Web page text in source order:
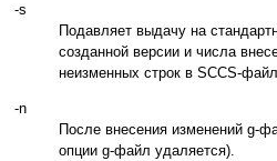
-s
Подавляет выдачу на
созданной версии и числа
неизменных строк в SCCS-
-n
После внесения изменений g-
опции g-файл удаляется).